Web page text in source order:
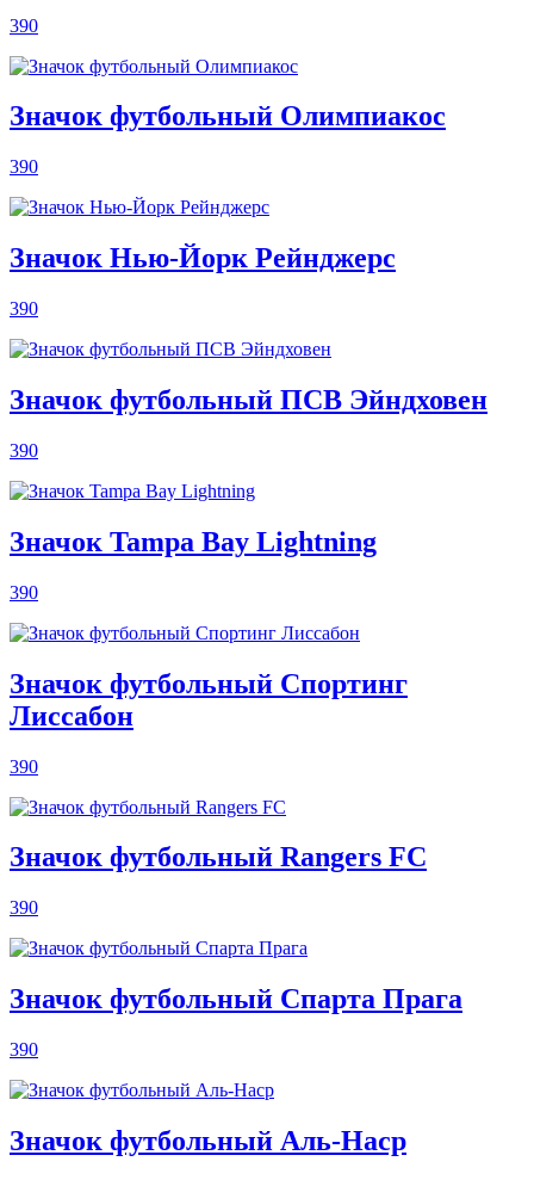
390
Значок футбольный Олимпиакос
390
Значок Нью-Йорк Рейнджерс
390
Значок футбольный ПСВ Эйндховен
390
Значок Tampa Bay Lightning
390
Значок футбольный Спортинг
Лиссабон
390
Значок футбольный Rangers FC
390
Значок футбольный Спарта Прага
390
Значок футбольный Аль-Наср